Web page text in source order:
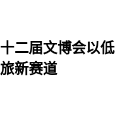
二届文博会以低
新赛道